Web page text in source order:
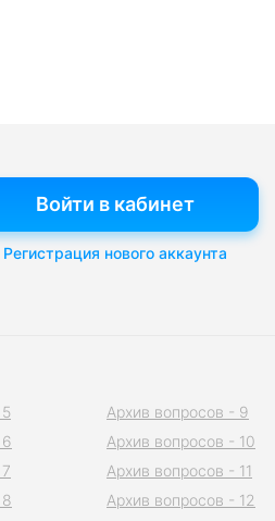
Войти в кабинет
Регистрация нового аккаунта
Архив вопросов - 9
Архив вопросов - 10
Архив вопросов - 11
Архив вопросов - 12